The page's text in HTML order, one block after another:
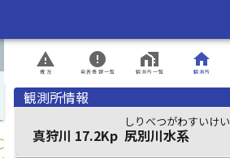
概況
report_problem
発表情報一覧
error
観測所一覧
home_work
観測所
home
観測所情報
真狩川 17.2Kp
しりべつがわすいけい
尻別川水系